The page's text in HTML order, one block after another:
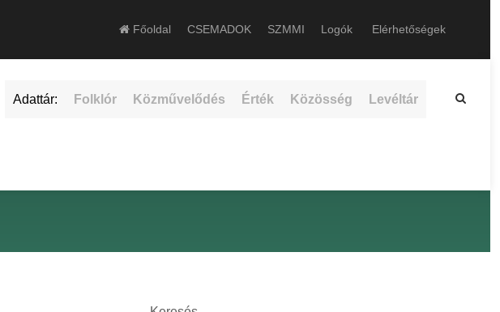
Főoldal CSEMADOK SZMMI Logók Elérhetőségek
Adattár: Folklór Közművelődés Érték Közösség Levéltár